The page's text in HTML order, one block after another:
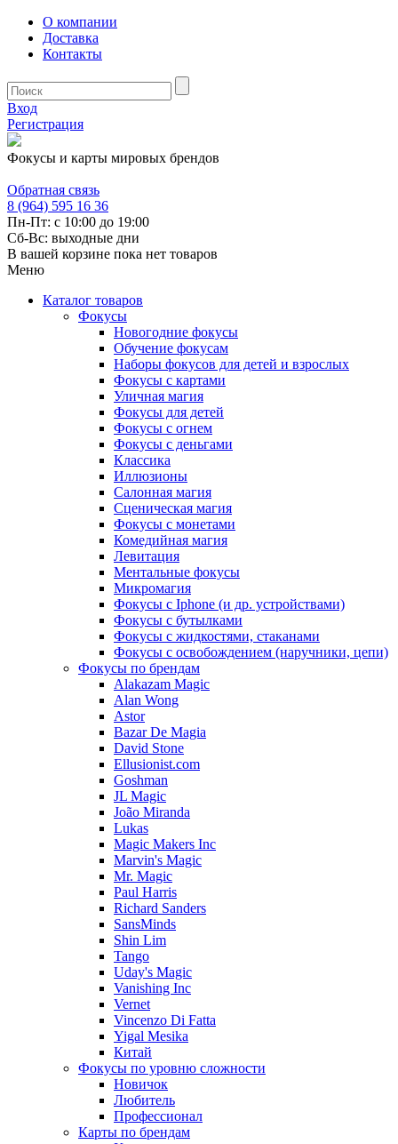
О компании
Доставка
Контакты
Вход
Регистрация
Фокусы и карты мировых брендов
Обратная связь
8 (964) 595 16 36
Пн-Пт: с 10:00 до 19:00
Сб-Вс: выходные дни
В вашей корзине пока нет товаров
Меню
Каталог товаров
Фокусы
Новогодние фокусы
Обучение фокусам
Наборы фокусов для детей и взрослых
Фокусы с картами
Уличная магия
Фокусы для детей
Фокусы с огнем
Фокусы с деньгами
Классика
Иллюзионы
Салонная магия
Сценическая магия
Фокусы с монетами
Комедийная магия
Левитация
Ментальные фокусы
Микромагия
Фокусы с Iphone (и др. устройствами)
Фокусы с бутылками
Фокусы с жидкостями, стаканами
Фокусы с освобождением (наручники, цепи)
Фокусы по брендам
Alakazam Magic
Alan Wong
Astor
Bazar De Magia
David Stone
Ellusionist.com
Goshman
JL Magic
João Miranda
Lukas
Magic Makers Inc
Marvin's Magic
Mr. Magic
Paul Harris
Richard Sanders
SansMinds
Shin Lim
Tango
Uday's Magic
Vanishing Inc
Vernet
Vincenzo Di Fatta
Yigal Mesika
Китай
Фокусы по уровню сложности
Новичок
Любитель
Профессионал
Карты по брендам